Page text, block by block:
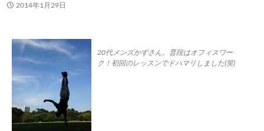
2014年1月29日
20代メンズかずさん。普段はオフィスワー
ク！初回のレッスンでドハマリしました(笑)